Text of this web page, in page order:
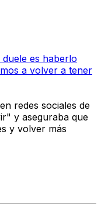
es haberlo
a volver a tener
redes sociales de
y aseguraba que
y volver más